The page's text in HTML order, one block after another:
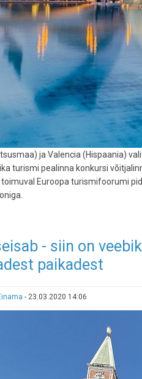
ja Valencia (Hispaania)
turismi pealinna konkursi
Euroopa turismifoorumi
- siin on
paikadest
- 23.03.2020 14:06